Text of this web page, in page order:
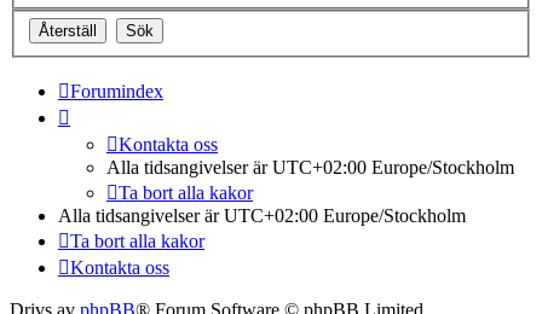
Forumindex
Kontakta oss
Alla tidsangivelser är UTC+02:00 Europe/Stockholm
Ta bort alla kakor
Alla tidsangivelser är UTC+02:00 Europe/Stockholm
Ta bort alla kakor
Kontakta oss